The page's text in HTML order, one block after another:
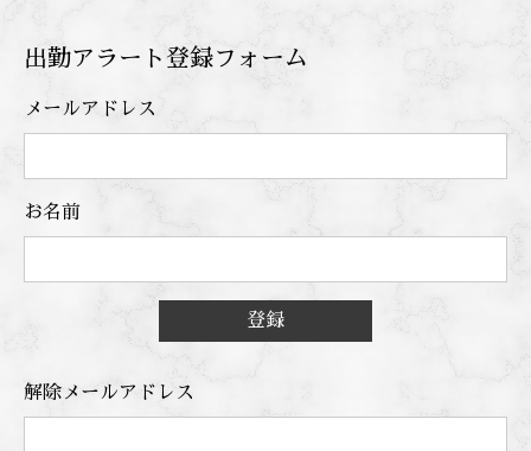
出勤アラート登録フォーム
メールアドレス
お名前
登録
解除メールアドレス